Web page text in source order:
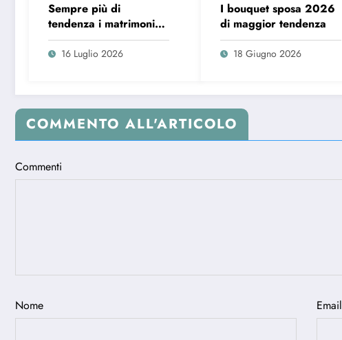
Sempre più di
tendenza i matrimoni
over 65 in Italia
16 Luglio 2026
I bouquet sposa 2026
di maggior tendenza
18 Giugno 2026
COMMENTO ALL'ARTICOLO
Commenti
Nome Email